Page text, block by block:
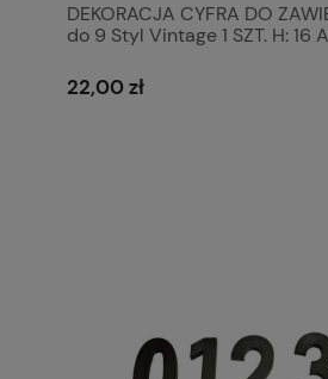
DEKORACJA CYFRA DO
do 9 Styl Vintage 1 SZT. H: 16
22,00 zł